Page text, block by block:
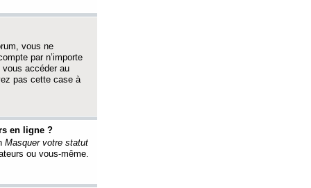
vous ne
par n’importe
accéder au
pas cette case à
en ligne ?
Masquer votre statut
ou vous-même.